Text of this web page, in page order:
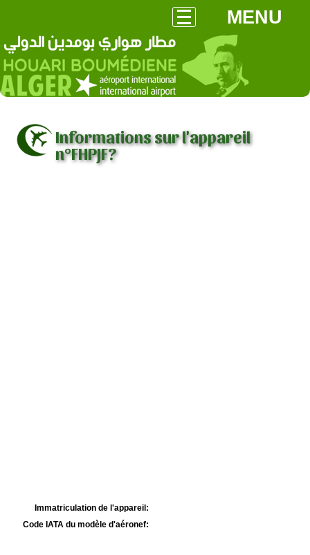
MENU
Informations sur l'appareil
n°FHPJF?
Immatriculation de l'appareil:
Code IATA du modèle d'aéronef: